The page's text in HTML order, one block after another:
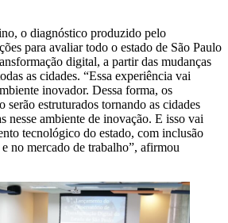
o diagnóstico produzido pelo
para avaliar todo o estado de São Paulo
digital, a partir das mudanças
as cidades. “Essa experiência vai
inovador. Dessa forma, os
serão estruturados tornando as cidades
nesse ambiente de inovação. E isso vai
tecnológico do estado, com inclusão
e no mercado de trabalho”, afirmou